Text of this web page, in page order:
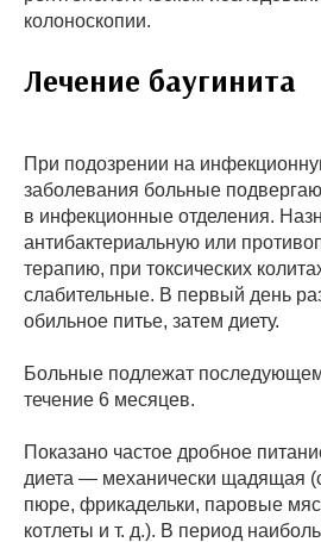
колоноскопии.
Лечение баугинита
При подозрении на
заболевания больные
в инфекционные отделения.
антибактериальную или
терапию, при токсических
слабительные. В первый день
обильное питье, затем диету.
Больные подлежат
течение 6 месяцев.
Показано частое дробное
диета — механически щадящая
пюре, фрикадельки, паровые
котлеты и т. д.). В период